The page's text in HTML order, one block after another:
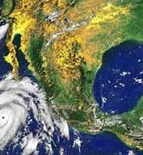
es el